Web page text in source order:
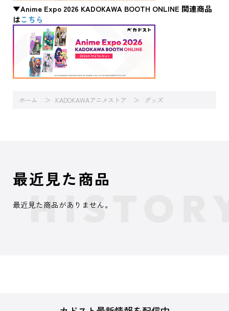
▼Anime Expo 2026 KADOKAWA BOOTH ONLINE 関連商品
はこちら
ホーム KADOKAWAアニメストア グッズ
最近見た商品
最近見た商品がありません。